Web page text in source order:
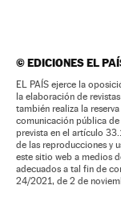
©EDICIONES EL
EL PAÍS ejerce la
la elaboración de
también realiza la
comunicación pública
prevista en el artículo
de las reproducciones y
este sitio web a medios
adecuados a tal fin de
24/2021, de 2 de